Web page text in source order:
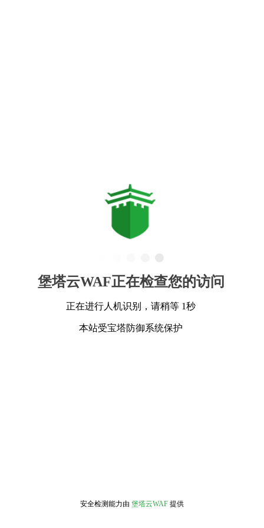
堡塔云WAF正在检查您的访问
正在进行人机识别，请稍等 1秒
本站受宝塔防御系统保护
安全检测能力由 堡塔云WAF 提供